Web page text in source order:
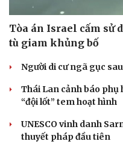
Tòa án Israel cấm sử
tù giam khủng bố
Người di cư ngã gục
Thái Lan cảnh báo phụ
“đội lốt” tem hoạt hình
UNESCO vinh danh
thuyết pháp đầu tiên